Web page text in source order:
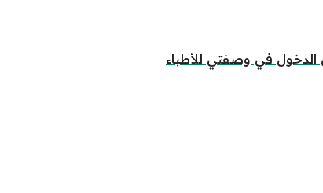
في وصفتي للأطباء